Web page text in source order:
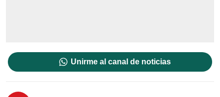
Unirme al canal de noticias